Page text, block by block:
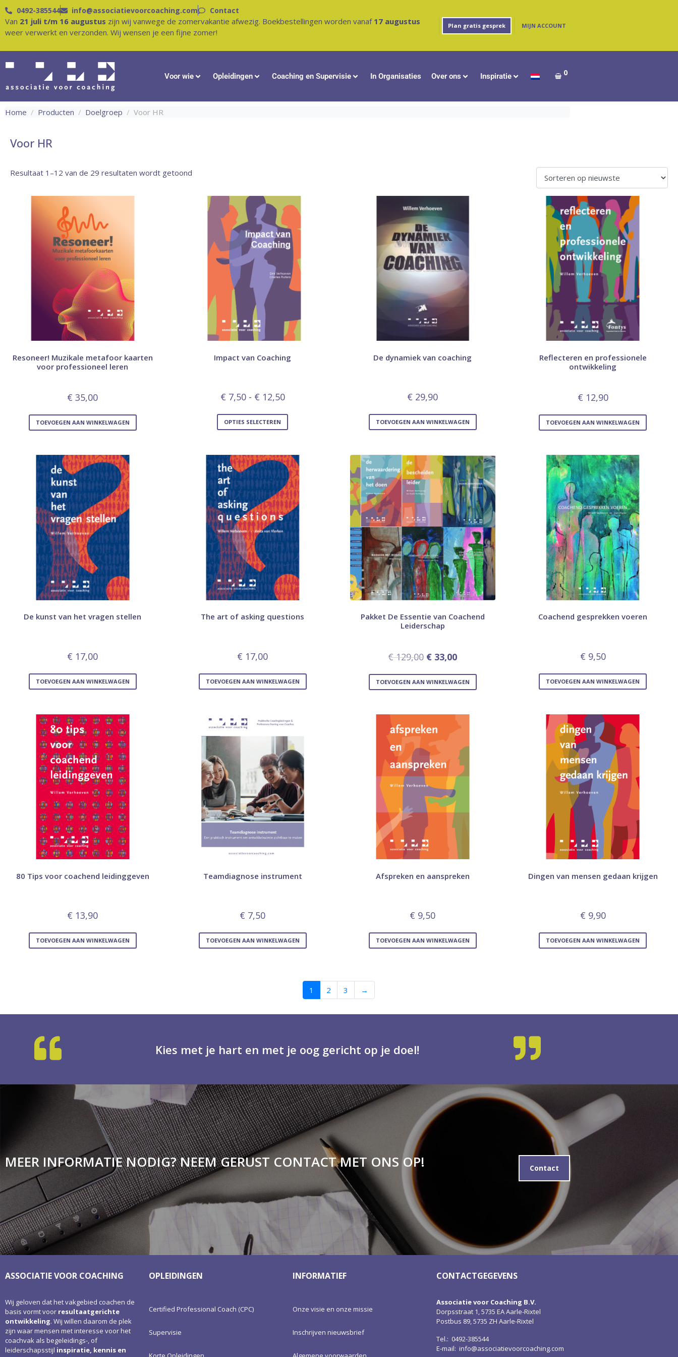
0492-385544 info@associatievoorcoaching.com Contact
Van 21 juli t/m 16 augustus zijn wij vanwege de zomervakantie afwezig. Boekbestellingen worden vanaf 17 augustus
weer verwerkt en verzonden. Wij wensen je een fijne zomer!
Plan gratis gesprek MIJN ACCOUNT
Voor wie Opleidingen Coaching en Supervisie In Organisaties Over ons Inspiratie 0
Home Producten Doelgroep Voor HR
Voor HR
Resultaat 1–12 van de 29 resultaten wordt getoond
Resoneer! Muzikale metafoor kaarten
voor professioneel leren
€ 35,00
TOEVOEGEN AAN WINKELWAGEN
Impact van Coaching
€ 7,50 - € 12,50
OPTIES SELECTEREN
De dynamiek van coaching
€ 29,90
TOEVOEGEN AAN WINKELWAGEN
Reflecteren en professionele
ontwikkeling
€ 12,90
TOEVOEGEN AAN WINKELWAGEN
De kunst van het vragen stellen
€ 17,00
TOEVOEGEN AAN WINKELWAGEN
The art of asking questions
€ 17,00
TOEVOEGEN AAN WINKELWAGEN
Pakket De Essentie van Coachend
Leiderschap
€129,00 € 33,00
TOEVOEGEN AAN WINKELWAGEN
Coachend gesprekken voeren
€ 9,50
TOEVOEGEN AAN WINKELWAGEN
80 Tips voor coachend leidinggeven
€ 13,90
TOEVOEGEN AAN WINKELWAGEN
Teamdiagnose instrument
€ 7,50
TOEVOEGEN AAN WINKELWAGEN
Afspreken en aanspreken
€ 9,50
TOEVOEGEN AAN WINKELWAGEN
Dingen van mensen gedaan krijgen
€ 9,90
TOEVOEGEN AAN WINKELWAGEN
1 2 3 →
Kies met je hart en met je oog gericht op je doel!
MEER INFORMATIE NODIG? NEEM GERUST CONTACT MET ONS OP! Contact
ASSOCIATIE VOOR COACHING
Wij geloven dat het vakgebied coachen de
basis vormt voor resultaatgerichte
ontwikkeling. Wij willen daarom de plek
zijn waar mensen met interesse voor het
coachvak als begeleidings-, of
leiderschapsstijl inspiratie, kennis en
OPLEIDINGEN
Certified Professional Coach (CPC)
Supervisie
INFORMATIEF
Onze visie en onze missie
Inschrijven nieuwsbrief
CONTACTGEGEVENS
Associatie voor Coaching B.V.
Dorpsstraat 1, 5735 EA Aarle-Rixtel
Postbus 89, 5735 ZH Aarle-Rixtel
Tel.: 0492-385544
E-mail: info@associatievoorcoaching.com